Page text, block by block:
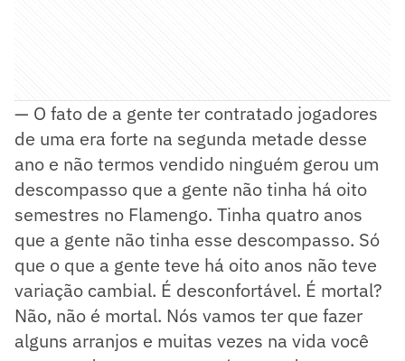
— O fato de a gente ter contratado jogadores
de uma era forte na segunda metade desse
ano e não termos vendido ninguém gerou um
descompasso que a gente não tinha há oito
semestres no Flamengo. Tinha quatro anos
que a gente não tinha esse descompasso. Só
que o que a gente teve há oito anos não teve
variação cambial. É desconfortável. É mortal?
Não, não é mortal. Nós vamos ter que fazer
alguns arranjos e muitas vezes na vida você